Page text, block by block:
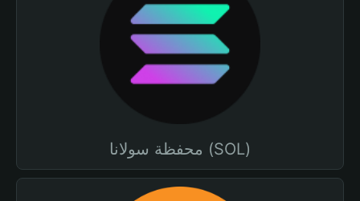
محفظة سولانا (SOL)